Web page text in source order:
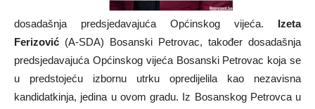
dosadašnja predsjedavajuća Općinskog vijeća. Izeta
Ferizović (A-SDA) Bosanski Petrovac, također dosadašnja
predsjedavajuća Općinskog vijeća Bosanski Petrovac koja se
u predstojeću izbornu utrku opredijelila kao nezavisna
kandidatkinja, jedina u ovom gradu. Iz Bosanskog Petrovca u